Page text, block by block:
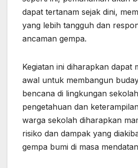
dapat tertanam sejak dini,
yang lebih tangguh dan
ancaman gempa.
Kegiatan ini diharapkan dapat
awal untuk membangun
bencana di lingkungan
pengetahuan dan
warga sekolah diharapkan
risiko dan dampak yang
gempa bumi di masa